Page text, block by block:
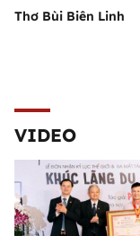
Thơ Bùi Biên Linh
VIDEO